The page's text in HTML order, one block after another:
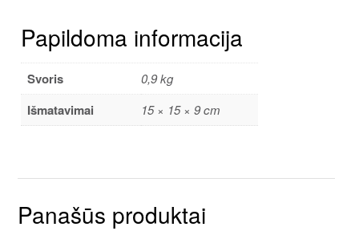
Papildoma informacija
Svoris 0,9 kg
Išmatavimai 15 × 15 × 9 cm
Panašūs produktai